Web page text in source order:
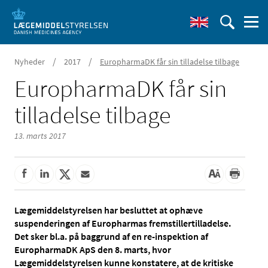
Nyheder / 2017 / EuropharmaDK får sin tilladelse tilbage
EuropharmaDK får sin
tilladelse tilbage
13. marts 2017
Lægemiddelstyrelsen har besluttet at ophæve
suspenderingen af Europharmas fremstillertilladelse.
Det sker bl.a. på baggrund af en re-inspektion af
EuropharmaDK ApS den 8. marts, hvor
Lægemiddelstyrelsen kunne konstatere, at de kritiske